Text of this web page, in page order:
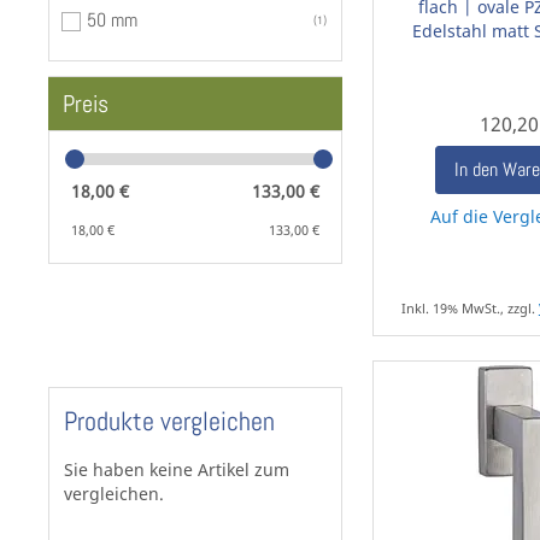
flach | ovale
Edelstahl matt
In den
Auf die
Inkl. 19% MwSt., zzgl.
50 mm 1
Preis
18,00 € 133,00 €
133,00 €
18,00 €
Produkte vergleichen
Sie haben keine Artikel zum
vergleichen.